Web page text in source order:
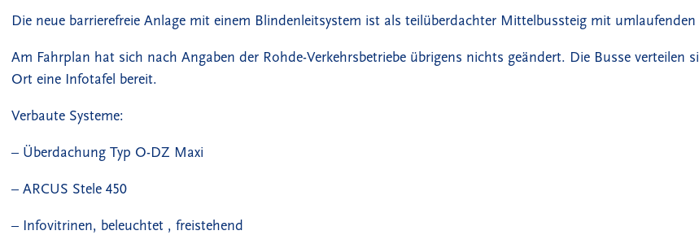
Die neue barrierefreie Anlage mit einem Blindenleitsystem ist als teilüberdachter Mittelbussteig mit
Am Fahrplan hat sich nach Angaben der Rohde-Verkehrsbetriebe übrigens nichts geändert. Die Busse
Ort eine Infotafel bereit.
Verbaute Systeme:
– Überdachung Typ O-DZ Maxi
– ARCUS Stele 450
– Infovitrinen, beleuchtet , freistehend